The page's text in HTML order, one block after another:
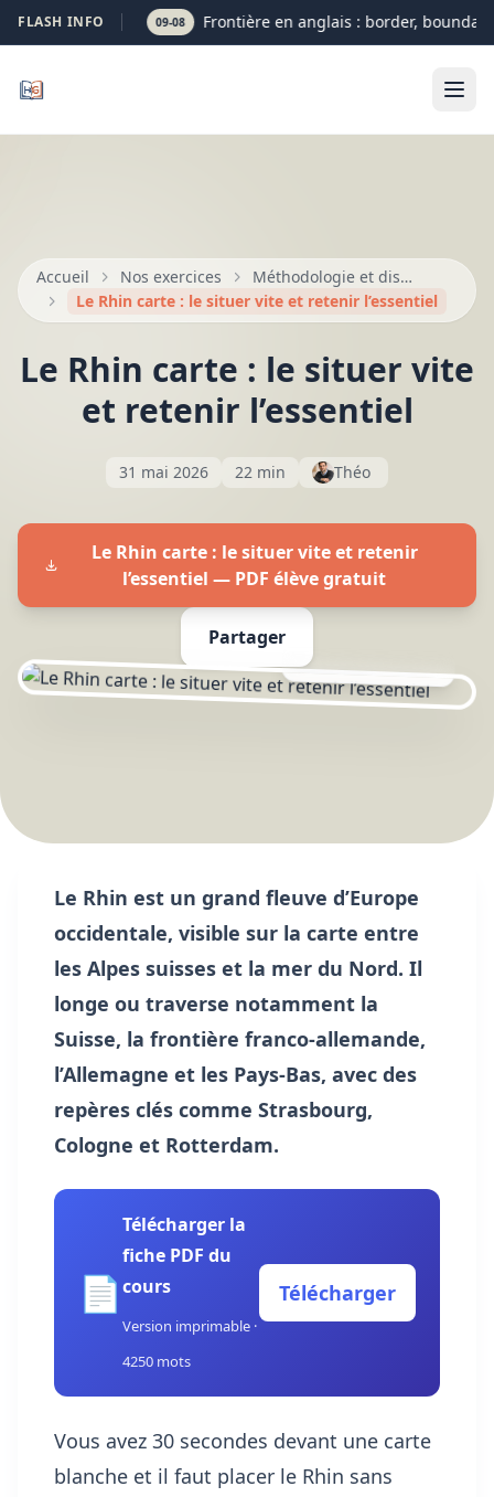
FLASH INFO 09-08 Frontière en anglais : border,
Accueil Nos exercices
Méthodologie et dissertation au bac
Le Rhin carte : le situer vite et retenir l’essentiel
Le Rhin carte : le situer vite
et retenir l’essentiel
31 mai 2026 22 min Théo
Le Rhin carte : le situer vite et retenir
l’essentiel — PDF élève gratuit
Partager
FICHE DE RÉVISION
Le Rhin est un grand fleuve d’Europe
occidentale, visible sur la carte entre
les Alpes suisses et la mer du Nord. Il
longe ou traverse notamment la
Suisse, la frontière franco-allemande,
l’Allemagne et les Pays-Bas, avec des
repères clés comme Strasbourg,
Cologne et Rotterdam.
📄
Télécharger la
fiche PDF du
cours
Version imprimable ·
4250 mots
Télécharger
Vous avez 30 secondes devant une carte
blanche et il faut placer le Rhin sans